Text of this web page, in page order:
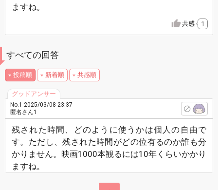
ますね。
共感 1
すべての回答
投稿順 新着順 共感順
No.1 2025/03/08 23:37
匿名さん1
残された時間、どのように使うかは個人の自由で
す。ただし、残された時間がどの位有るのか誰も分
かりません。映画1000本観るには10年くらいかかり
ますね。